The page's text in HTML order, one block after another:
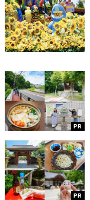
PR
PR